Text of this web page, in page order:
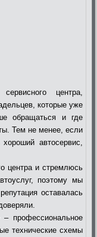
центра,
которые уже
обращаться и где
Тем не менее, если
автосервис,
центра и стремлюсь
поэтому мы
оставалась
профессиональное
технические схемы